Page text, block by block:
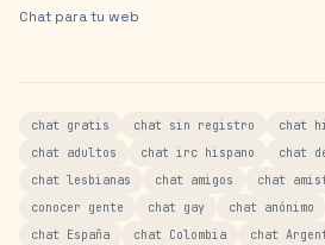
Chat para tu web
chat gratis chat sin registro chat
chat adultos
chat irc hispano
chat
chat lesbianas
chat amigos chat
conocer gente
chat gay chat anónimo
chat España
chat Colombia chat